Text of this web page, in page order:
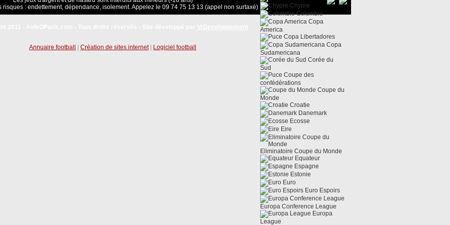
Chypre
Colombie
Copa
America
Copa Libertadores
Copa
Sudamericana
Corée du
Sud
Coupe des
confédérations
Coupe du
Monde
Croatie
Danemark
Ecosse
Eire
Eliminatoire Coupe du Monde
Equateur
Espagne
Estonie
Euro
Euro Espoirs
Europa Conference League
Europa
League
risques : endettement, dépendance, isolement. Appelez le 09 74 75 13 13 (appel non surtaxé)
Annuaire football Création de sites internet| Logiciel football